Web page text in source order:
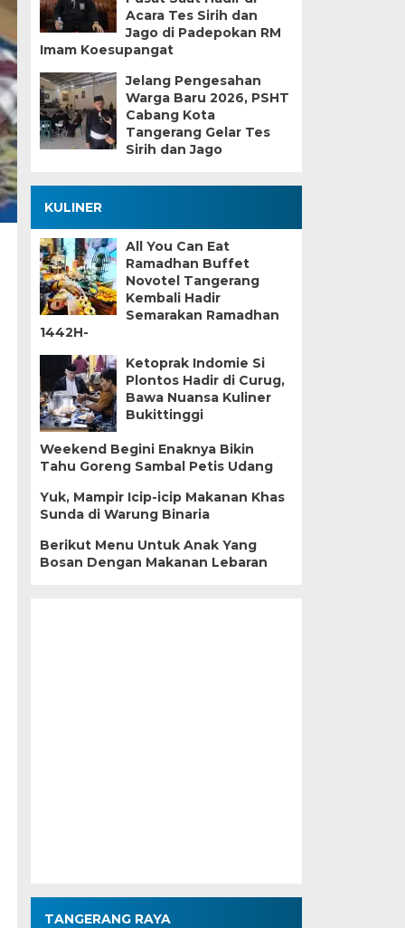
Acara Tes Sirih dan
Jago di Padepokan RM
Imam Koesupangat
Jelang Pengesahan
Warga Baru 2026, PSHT
Cabang Kota
Tangerang Gelar Tes
Sirih dan Jago
KULINER
All You Can Eat
Ramadhan Buffet
Novotel Tangerang
Kembali Hadir
Semarakan Ramadhan
1442H-
Ketoprak Indomie Si
Plontos Hadir di Curug,
Bawa Nuansa Kuliner
Bukittinggi
Weekend Begini Enaknya Bikin
Tahu Goreng Sambal Petis Udang
Yuk, Mampir Icip-icip Makanan Khas
Sunda di Warung Binaria
Berikut Menu Untuk Anak Yang
Bosan Dengan Makanan Lebaran
TANGERANG RAYA